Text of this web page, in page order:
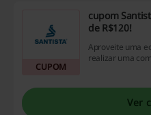
CUPOM
cupom
de R$120!
Aproveite uma
realizar uma
para maximizar
em nosso site,
Ver